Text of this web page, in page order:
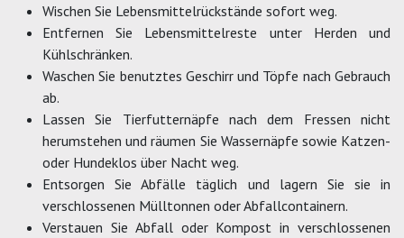
Wischen Sie Lebensmittelrückstände sofort weg.
Entfernen Sie Lebensmittelreste unter Herden und
Kühlschränken.
Waschen Sie benutztes Geschirr und Töpfe nach Gebrauch
ab.
Lassen Sie Tierfutternäpfe nach dem Fressen nicht
herumstehen und räumen Sie Wassernäpfe sowie Katzen-
oder Hundeklos über Nacht weg.
Entsorgen Sie Abfälle täglich und lagern Sie sie in
verschlossenen Mülltonnen oder Abfallcontainern.
Verstauen Sie Abfall oder Kompost in verschlossenen